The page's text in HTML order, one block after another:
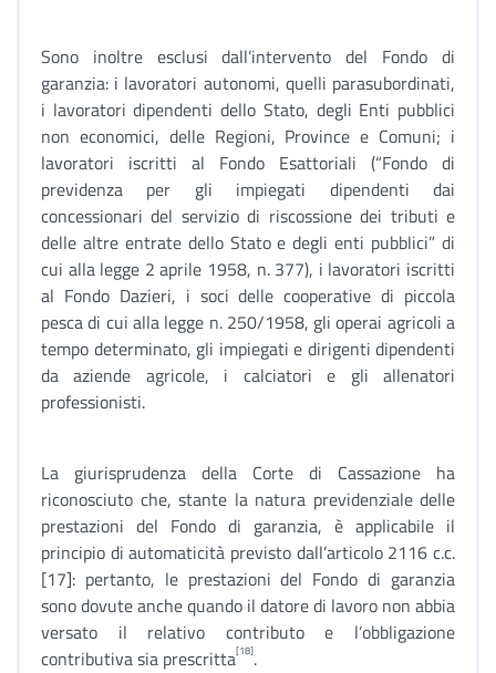
Sono inoltre esclusi dall’intervento del Fondo di
garanzia: i lavoratori autonomi, quelli parasubordinati,
i lavoratori dipendenti dello Stato, degli Enti pubblici
non economici, delle Regioni, Province e Comuni; i
lavoratori iscritti al Fondo Esattoriali (“Fondo di
previdenza per gli impiegati dipendenti dai
concessionari del servizio di riscossione dei tributi e
delle altre entrate dello Stato e degli enti pubblici” di
cui alla legge 2 aprile 1958, n. 377), i lavoratori iscritti
al Fondo Dazieri, i soci delle cooperative di piccola
pesca di cui alla legge n. 250/1958, gli operai agricoli a
tempo determinato, gli impiegati e dirigenti dipendenti
da aziende agricole, i calciatori e gli allenatori
professionisti.
La giurisprudenza della Corte di Cassazione ha
riconosciuto che, stante la natura previdenziale delle
prestazioni del Fondo di garanzia, è applicabile il
principio di automaticità previsto dall’articolo 2116 c.c.
[17]: pertanto, le prestazioni del Fondo di garanzia
sono dovute anche quando il datore di lavoro non abbia
versato il relativo contributo e l’obbligazione
contributiva sia prescritta[18].